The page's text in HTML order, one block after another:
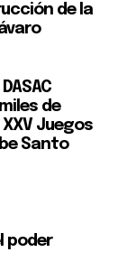
de la
de
Juegos
Santo
poder